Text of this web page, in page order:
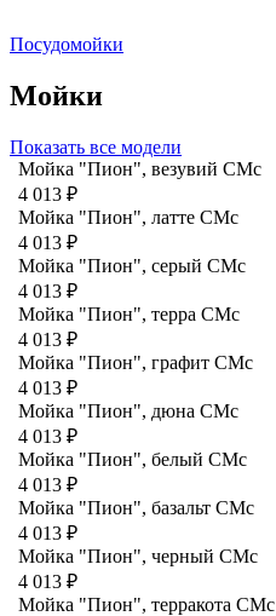
Посудомойки
Мойки
Показать все модели
Мойка "Пион", везувий СМс
4 013 ₽
Мойка "Пион", латте CMc
4 013 ₽
Мойка "Пион", серый CMc
4 013 ₽
Мойка "Пион", терра CMc
4 013 ₽
Мойка "Пион", графит СМс
4 013 ₽
Мойка "Пион", дюна CMc
4 013 ₽
Мойка "Пион", белый CMc
4 013 ₽
Мойка "Пион", базальт СМс
4 013 ₽
Мойка "Пион", черный CMc
4 013 ₽
Мойка "Пион", терракота CMc